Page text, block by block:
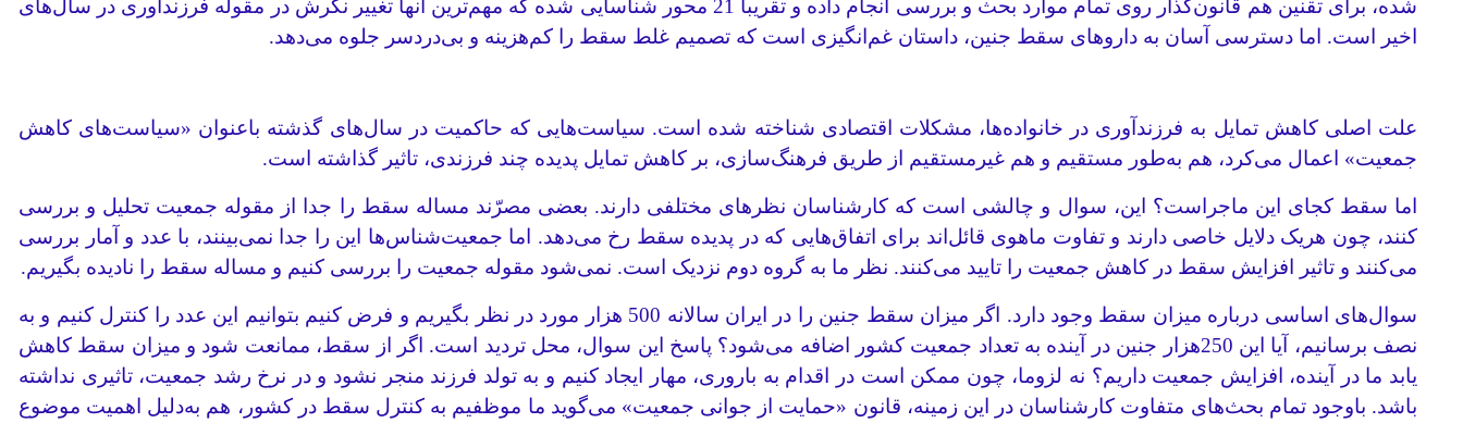
شده، برای تقنین هم قانون‌گذار روی تمام موارد بحث و بررسی انجام داده و تقریبا 21 محور شناسایی شده که مهم‌ترین آنها تغییر نگرش در مقوله فرزندآوری در سال‌های
اخیر است. اما دسترسی آسان به داروهای سقط جنین، داستان غم‌‌انگیزی است که تصمیم غلط سقط را کم‌هزینه و بی‌دردسر جلوه می‌دهد.
علت اصلی کاهش تمایل به فرزندآوری در خانواده‌ها، مشکلات اقتصادی شناخته شده است. سیاست‌هایی که حاکمیت در سال‌های گذشته باعنوان «سیاست‌های کاهش
جمعیت» اعمال می‌کرد، هم به‌طور مستقیم و هم غیرمستقیم از طریق فرهنگ‌سازی، بر کاهش تمایل پدیده چند فرزندی، تاثیر گذاشته است.
اما سقط کجای این ماجراست؟ این، سوال و چالشی است که کارشناسان نظرهای مختلفی دارند. بعضی مصرّند مساله سقط را جدا از مقوله جمعیت تحلیل و بررسی
کنند، چون هریک دلایل خاصی دارند و تفاوت ماهوی قائل‌اند برای اتفاق‌هایی که در پدیده سقط رخ می‌دهد. اما جمعیت‌شناس‌ها این را جدا نمی‌بینند، با عدد و آمار بررسی
می‌کنند و تاثیر افزایش سقط در کاهش جمعیت را تایید می‌کنند. نظر ما به گروه دوم نزدیک است. نمی‌شود مقوله جمعیت را بررسی کنیم و مساله سقط را نادیده بگیریم.
سوال‌های اساسی درباره میزان سقط وجود دارد. اگر میزان سقط جنین را در ایران سالانه 500 هزار مورد در نظر بگیریم و فرض کنیم بتوانیم این عدد را کنترل کنیم و به
نصف برسانیم، آیا این 250هزار جنین در آینده به تعداد جمعیت کشور اضافه می‌شود؟ پاسخ این سوال، محل تردید است. اگر از سقط، ممانعت شود و میزان سقط کاهش
یابد ما در آینده، افزایش جمعیت داریم؟ نه لزوما، چون ممکن است در اقدام به باروری، مهار ایجاد کنیم و به تولد فرزند منجر نشود و در نرخ رشد جمعیت، تاثیری نداشته
باشد. باوجود تمام بحث‌های متفاوت کارشناسان در این زمینه، قانون «حمایت از جوانی جمعیت» می‌گوید ما موظفیم به کنترل سقط در کشور، هم به‌دلیل اهمیت موضوع